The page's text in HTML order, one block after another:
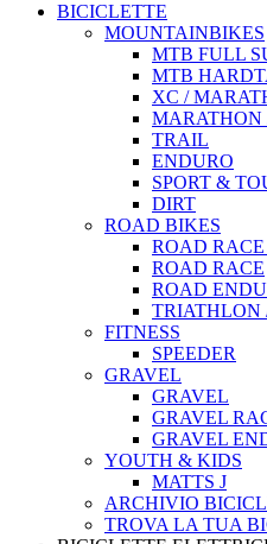
BICICLETTE
MOUNTAINBIKES
MTB FULL
MTB
XC /
MARATHON
TRAIL
ENDURO
SPORT &
DIRT
ROAD BIKES
ROAD RACE
ROAD RACE
ROAD
TRIATHLON
FITNESS
SPEEDER
GRAVEL
GRAVEL
GRAVEL
GRAVEL
YOUTH & KIDS
MATTS J
ARCHIVIO
TROVA LA TUA